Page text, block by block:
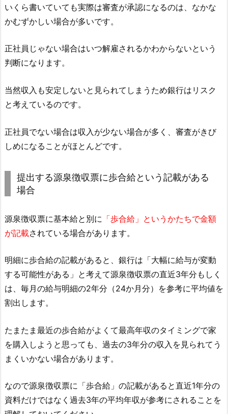
いくら書いていても実際は審査が承認になるのは、なかな
かむずかしい場合が多いです。
正社員じゃない場合はいつ解雇されるかわからないという
判断になります。
当然収入も安定しないと見られてしまうため銀行はリスク
と考えているのです。
正社員でない場合は収入が少ない場合が多く、審査がきび
しめになることがほとんどです。
提出する源泉徴収票に歩合給という記載がある
場合
源泉徴収票に基本給と別に 「歩合給」というかたちで金額
が記載されている場合があります。
明細に歩合給の記載があると、銀行は「大幅に給与が変動
する可能性がある」と考えて源泉徴収票の直近3年分もしく
は、毎月の給与明細の2年分（24か月分）を参考に平均値を
割出します。
たまたま最近の歩合給がよくて最高年収のタイミングで家
を購入しようと思っても、過去の3年分の収入を見られてう
まくいかない場合があります。
なので源泉徴収票に「歩合給」の記載があると直近1年分の
資料だけではなく過去3年の平均年収が参考にされることを